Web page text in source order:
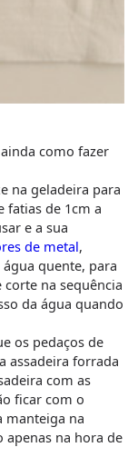
como fazer
na geladeira para
fatias de 1cm a
e a sua
de metal,
quente, para
na sequência
da água quando
os pedaços de
assadeira forrada
com as
ficar com o
manteiga na
na hora de